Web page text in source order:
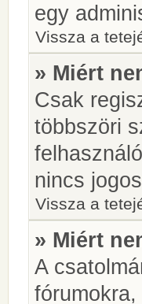
egy
Vissza a
» Miért
Csak
többszöri
nincs
Vissza a
» Miért
A